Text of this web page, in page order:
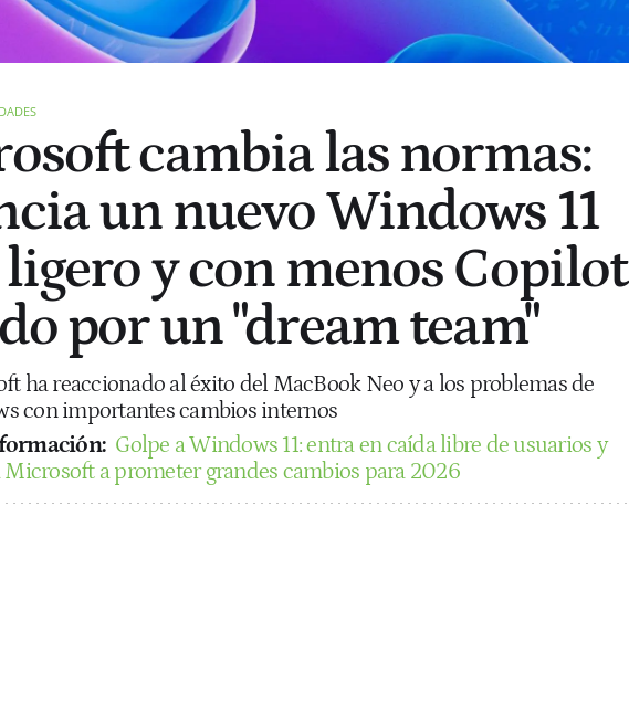
cambia las normas:
un nuevo Windows 11
y con menos Copilot
por un "dream team"
ha reaccionado al éxito del MacBook Neo y a los problemas de
con importantes cambios internos
Golpe a Windows 11: entra en caída libre de usuarios y
Microsoft a prometer grandes cambios para 2026